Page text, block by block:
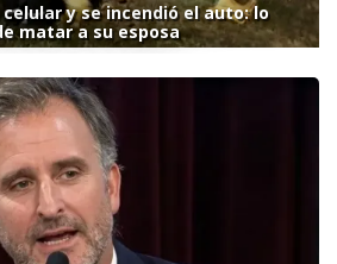
y se incendió el auto: lo
matar a su esposa